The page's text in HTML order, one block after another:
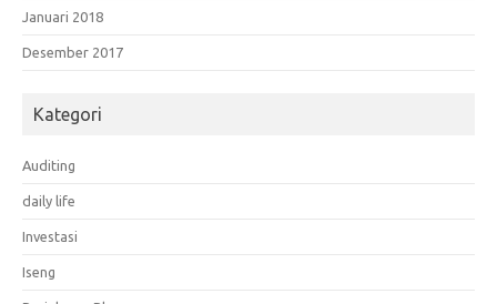
Januari 2018
Desember 2017
Kategori
Auditing
daily life
Investasi
Iseng